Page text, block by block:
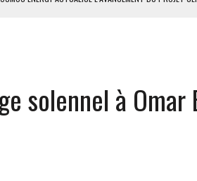
LES PAYS CHARGÉS DE VÉRIFIER LE DÉSARMEMENT DU
TRANSMET À WASHINGTON UN PROJET D’ACCORD
solennel à Omar